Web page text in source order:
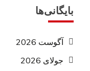
بایگانی‌ها
آگوست 2026
جولای 2026